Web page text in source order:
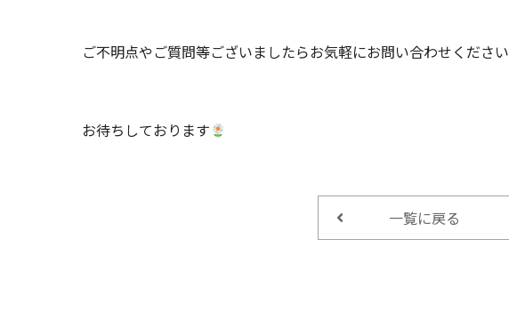
ご不明点やご質問等ございましたらお気軽にお問い合わせください
お待ちしております
一覧に戻る